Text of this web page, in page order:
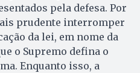
pela defesa. Por
prudente interromper
da lei, em nome da
o Supremo defina o
Enquanto isso, a